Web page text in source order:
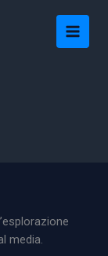
media.